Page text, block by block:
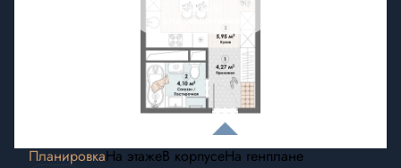
Нажмите
для увеличения
ПланировкаНа этажеВ корпусеНа генплане